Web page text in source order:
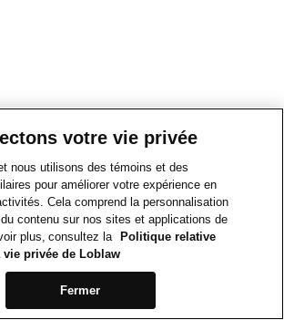
votre vie privée
nous utilisons des témoins et des
pour améliorer votre expérience en
Cela comprend la personnalisation
contenu sur nos sites et applications de
plus, consultez la
Politique relative
vie privée de Loblaw
Fermer